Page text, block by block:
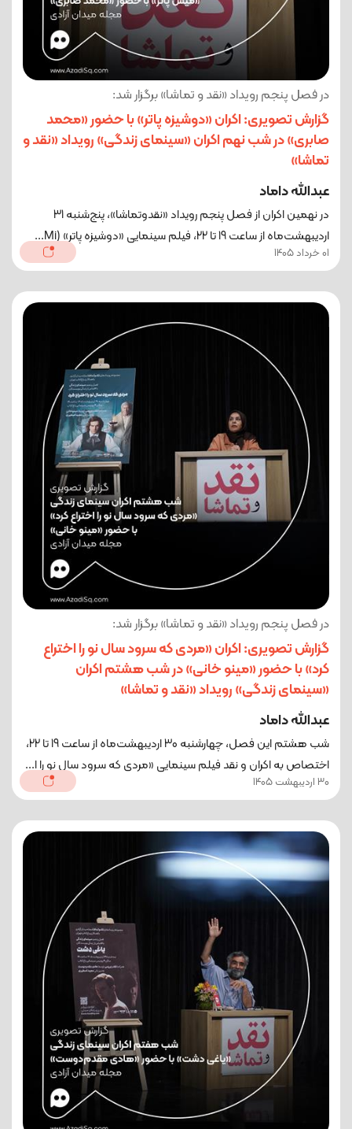
در فصل پنجم رویداد «نقد و تماشا» برگزار شد:
گزارش تصویری: اکران «دوشیزه پاتر» با حضور «محمد
صابری» در شب نهم اکران «سینمای زندگی» رویداد «نقد و
تماشا»
عبدالله داماد
در نهمین اکران از فصل پنجم رویداد «نقدوتماشا»، پنج‌شنبه 31
اردیبهشت‌ماه از ساعت 19 تا 22، فیلم سینمایی «دوشیزه پاتر» (Mi...
01 خرداد 1405
در فصل پنجم رویداد «نقد و تماشا» برگزار شد:
گزارش تصویری: اکران «مردی که سرود سال نو را اختراع
کرد» با حضور «مینو خانی» در شب هشتم اکران
«سینمای زندگی» رویداد «نقد و تماشا»
عبدالله داماد
شب هشتم این فصل، چهارشنبه 30 اردیبهشت‌ماه از ساعت 19 تا 22،
اختصاص به اکران و نقد فیلم سینمایی «مردی که سرود سال نو را ا...
30 اردیبهشت 1405